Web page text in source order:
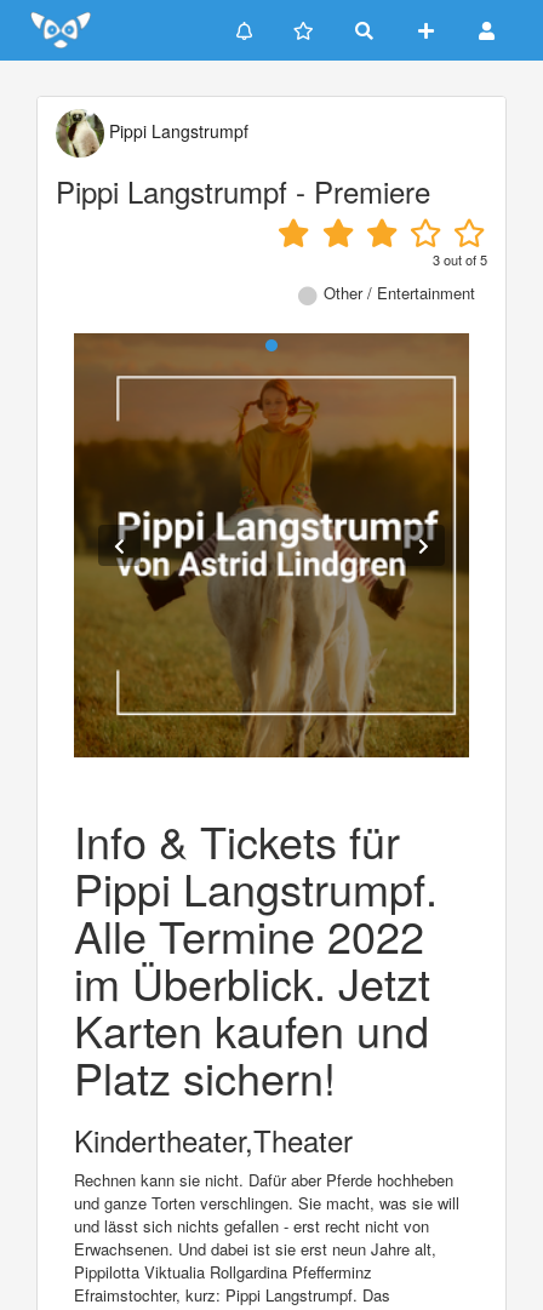
Update cookies preferences
Pippi Langstrumpf
Pippi Langstrumpf - Premiere
3out of5
Other / Entertainment
Info & Tickets für
Pippi Langstrumpf.
Alle Termine 2022
im Überblick. Jetzt
Karten kaufen und
Platz sichern!
Kindertheater,Theater
Rechnen kann sie nicht. Dafür aber Pferde hochheben
und ganze Torten verschlingen. Sie macht, was sie will
und lässt sich nichts gefallen - erst recht nicht von
Erwachsenen. Und dabei ist sie erst neun Jahre alt,
Pippilotta Viktualia Rollgardina Pfefferminz
Efraimstochter, kurz: Pippi Langstrumpf. Das